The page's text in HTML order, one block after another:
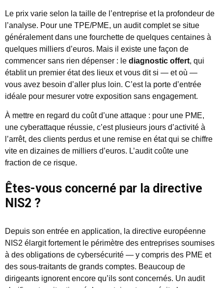
Le prix varie selon la taille de l’entreprise et la profondeur de
l’analyse. Pour une TPE/PME, un audit complet se situe
généralement dans une fourchette de quelques centaines à
quelques milliers d’euros. Mais il existe une façon de
commencer sans rien dépenser : le diagnostic offert, qui
établit un premier état des lieux et vous dit si — et où —
vous avez besoin d’aller plus loin. C’est la porte d’entrée
idéale pour mesurer votre exposition sans engagement.
À mettre en regard du coût d’une attaque : pour une PME,
une cyberattaque réussie, c’est plusieurs jours d’activité à
l’arrêt, des clients perdus et une remise en état qui se chiffre
vite en dizaines de milliers d’euros. L’audit coûte une
fraction de ce risque.
Êtes-vous concerné par la directive
NIS2 ?
Depuis son entrée en application, la directive européenne
NIS2 élargit fortement le périmètre des entreprises soumises
à des obligations de cybersécurité — y compris des PME et
des sous-traitants de grands comptes. Beaucoup de
dirigeants ignorent encore qu’ils sont concernés. Un audit